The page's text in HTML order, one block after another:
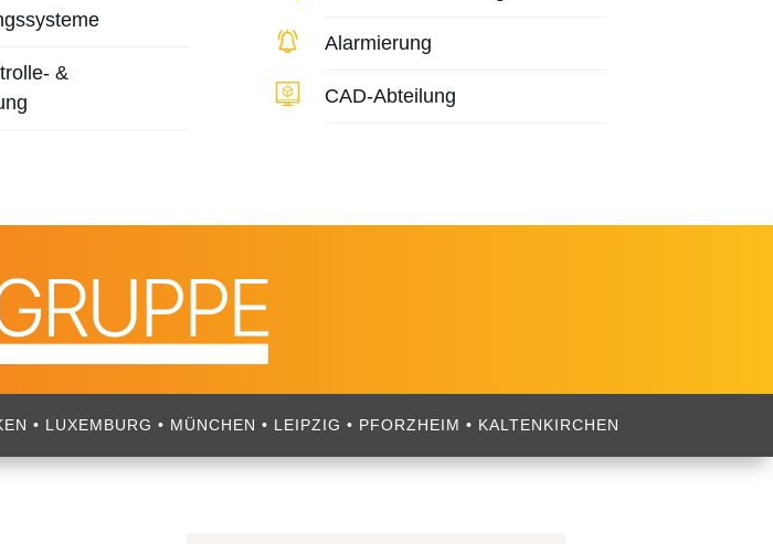
&
Alarmierung
CAD-Abteilung
• LUXEMBURG • MÜNCHEN • LEIPZIG • PFORZHEIM • KALTENKIRCHEN